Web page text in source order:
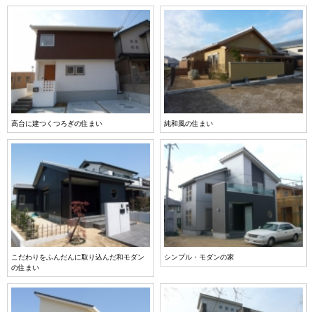
高台に建つくつろぎの住まい 純和風の住まい
こだわりをふんだんに取り込んだ和モダン
の住まい
シンプル・モダンの家